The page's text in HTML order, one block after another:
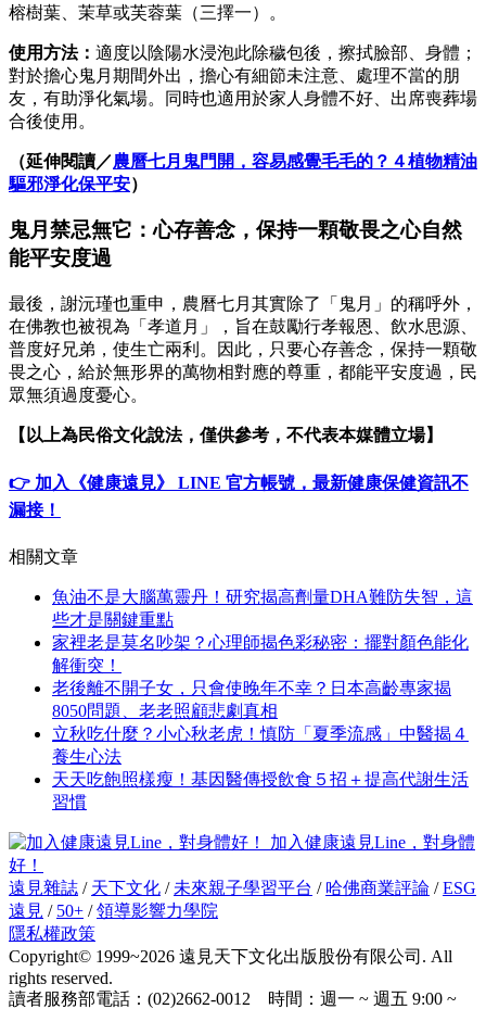
榕樹葉、茉草或芙蓉葉（三擇一）。
使用方法： 適度以陰陽水浸泡此除穢包後，擦拭臉部、身體；
對於擔心鬼月期間外出，擔心有細節未注意、處理不當的朋
友，有助淨化氣場。同時也適用於家人身體不好、出席喪葬場
合後使用。
（延伸閱讀／農曆七月鬼門開，容易感覺毛毛的？４植物精油
驅邪淨化保平安）
鬼月禁忌無它：心存善念，保持一顆敬畏之心自然
能平安度過
最後，謝沅瑾也重申，農曆七月其實除了「鬼月」的稱呼外，
在佛教也被視為「孝道月」，旨在鼓勵行孝報恩、飲水思源、
普度好兄弟，使生亡兩利。因此，只要心存善念，保持一顆敬
畏之心，給於無形界的萬物相對應的尊重，都能平安度過，民
眾無須過度憂心。
【以上為民俗文化說法，僅供參考，不代表本媒體立場】
👉 加入《健康遠見》 LINE 官方帳號，最新健康保健資訊不
漏接！
相關文章
魚油不是大腦萬靈丹！研究揭高劑量DHA難防失智，這
些才是關鍵重點
家裡老是莫名吵架？心理師揭色彩秘密：擺對顏色能化
解衝突！
老後離不開子女，只會使晚年不幸？日本高齡專家揭
8050問題、老老照顧悲劇真相
立秋吃什麼？小心秋老虎！慎防「夏季流感」中醫揭４
養生心法
天天吃飽照樣瘦！基因醫傳授飲食５招＋提高代謝生活
習慣
加入健康遠見Line，對身體
好！
遠見雜誌 / 天下文化 / 未來親子學習平台 / 哈佛商業評論 /ESG
遠見 / 50+ /領導影響力學院
隱私權政策
Copyright© 1999~2026 遠見天下文化出版股份有限公司. All
rights reserved.
讀者服務部電話：(02)2662-0012 時間：週一 ~ 週五 9:00 ~